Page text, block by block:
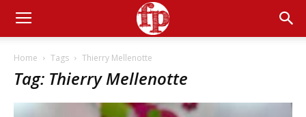
Home Tags Thierry Mellenotte
Tag: Thierry Mellenotte